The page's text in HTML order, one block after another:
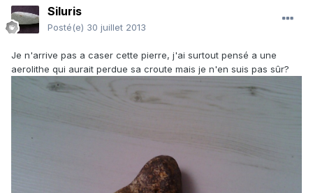
Siluris
Posté(e) 30 juillet 2013
Je n'arrive pas a caser cette pierre, j'ai surtout pensé a une
aerolithe qui aurait perdue sa croute mais je n'en suis pas sûr?